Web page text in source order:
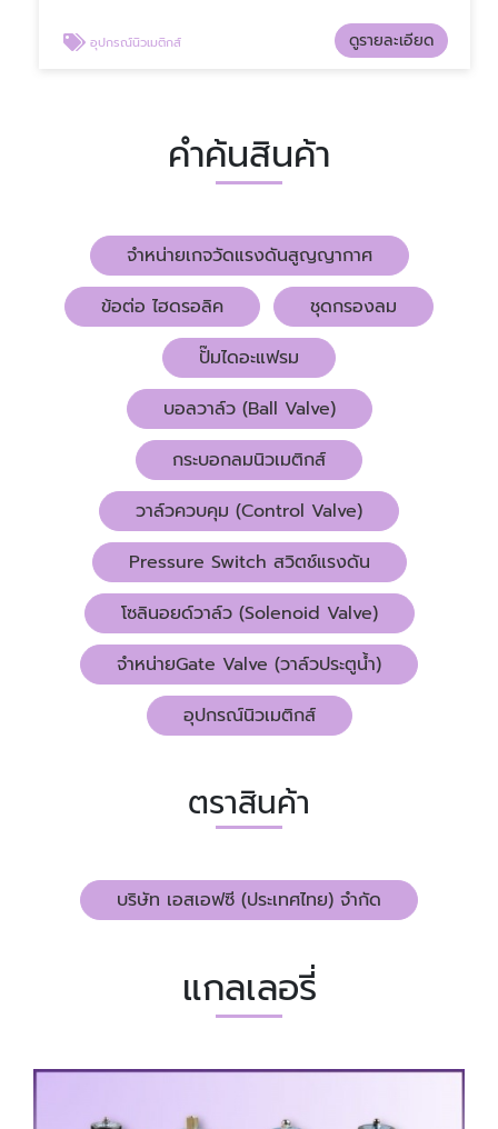
อุปกรณ์นิวเมติกส์ ดูรายละเอียด
คำค้นสินค้า
จำหน่ายเกจวัดแรงดันสูญญากาศ
ข้อต่อ ไฮดรอลิค
ชุดกรองลม
ปั๊มไดอะแฟรม
บอลวาล์ว (Ball Valve)
กระบอกลมนิวเมติกส์
วาล์วควบคุม (Control Valve)
Pressure Switch สวิตช์แรงดัน
โซลินอยด์วาล์ว (Solenoid Valve)
จำหน่ายGate Valve (วาล์วประตูน้ำ)
อุปกรณ์นิวเมติกส์
ตราสินค้า
บริษัท เอสเอฟซี (ประเทศไทย) จำกัด
แกลเลอรี่